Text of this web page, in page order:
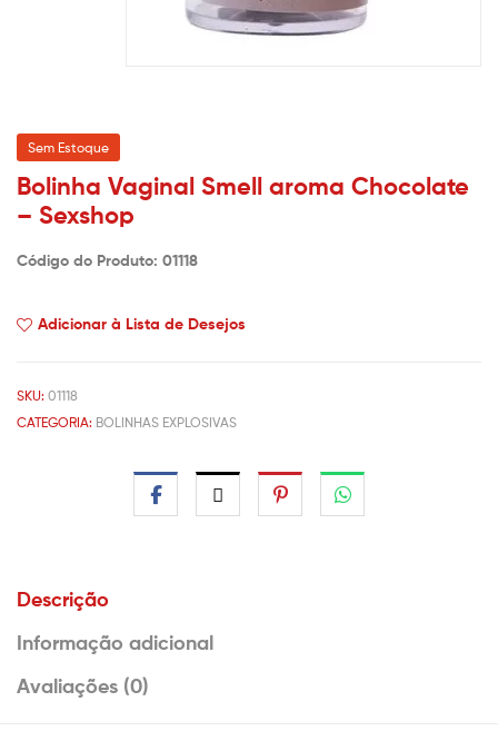
Sem Estoque
Bolinha Vaginal Smell aroma Chocolate
– Sexshop
Código do Produto: 01118
Adicionar à Lista de Desejos
SKU: 01118
CATEGORIA: BOLINHAS EXPLOSIVAS
Descrição
Informação adicional
Avaliações (0)